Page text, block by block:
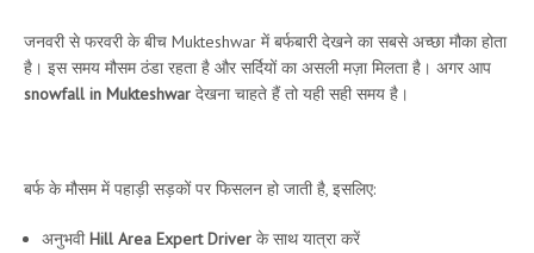
जनवरी से फरवरी के बीच Mukteshwar में बर्फबारी देखने का सबसे अच्छा मौका होता
है। इस समय मौसम ठंडा रहता है और सर्दियों का असली मज़ा मिलता है। अगर आप
snowfall in Mukteshwar देखना चाहते हैं तो यही सही समय है।
बर्फ के मौसम में पहाड़ी सड़कों पर फिसलन हो जाती है, इसलिए:
अनुभवीHill Area Expert Driver के साथ यात्रा करें